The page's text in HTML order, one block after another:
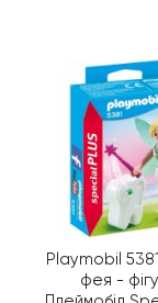
Playmobil
фея -